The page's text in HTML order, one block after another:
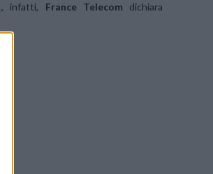
, infatti, France Telecom dichiara